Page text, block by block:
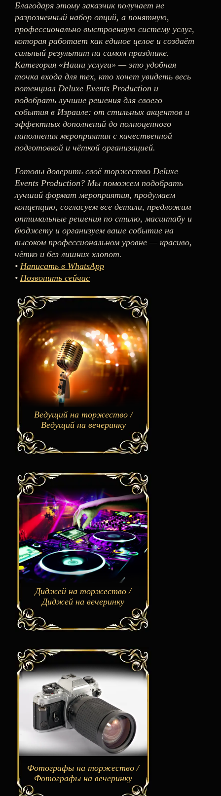
Благодаря этому заказчик получает не
разрозненный набор опций, а понятную,
профессионально выстроенную систему услуг,
которая работает как единое целое и создаёт
сильный результат на самом празднике.
Категория «Наши услуги» — это удобная
точка входа для тех, кто хочет увидеть весь
потенциал Deluxe Events Production и
подобрать лучшие решения для своего
события в Израиле: от стильных акцентов и
эффектных дополнений до полноценного
наполнения мероприятия с качественной
подготовкой и чёткой организацией.
Готовы доверить своё торжество Deluxe
Events Production? Мы поможем подобрать
лучший формат мероприятия, продумаем
концепцию, согласуем все детали, предложим
оптимальные решения по стилю, масштабу и
бюджету и организуем ваше событие на
высоком профессиональном уровне — красиво,
чётко и без лишних хлопот.
• Написать в WhatsApp
• Позвонить сейчас
Ведущий на торжество /
Ведущий на вечеринку
Диджей на торжество /
Диджей на вечеринку
Фотографы на торжество /
Фотографы на вечеринку